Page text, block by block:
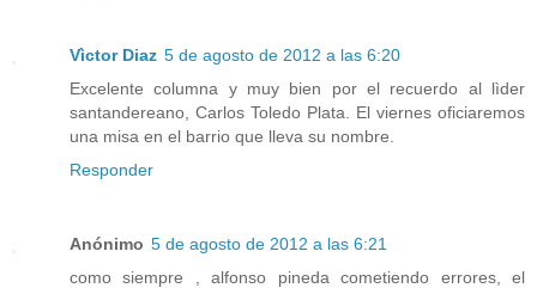
Vìctor Diaz 5 de agosto de 2012 a las 6:20
Excelente columna y muy bien por el recuerdo al lìder
santandereano, Carlos Toledo Plata. El viernes oficiaremos
una misa en el barrio que lleva su nombre.
Responder
Anónimo 5 de agosto de 2012 a las 6:21
como siempre , alfonso pineda cometiendo errores, el